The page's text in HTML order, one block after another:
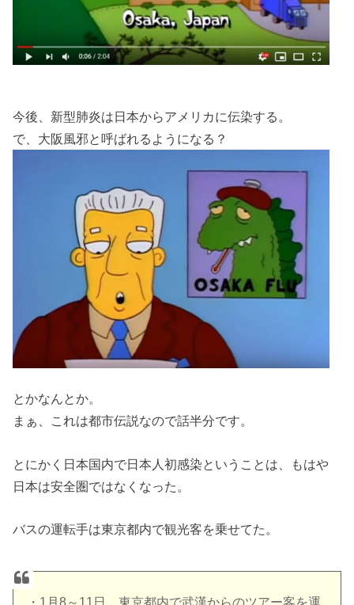
今後、新型肺炎は日本からアメリカに伝染する。
で、大阪風邪と呼ばれるようになる？
とかなんとか。
まぁ、これは都市伝説なので話半分です。
とにかく日本国内で日本人初感染ということは、もはや
日本は安全圏ではなくなった。
バスの運転手は東京都内で観光客を乗せてた。
・1月8～11日 東京都内で武漢からのツアー客を運